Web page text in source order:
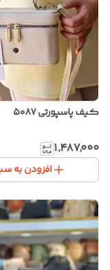
کیف پاسپورتی ۵۰۸۷
۱٬۴۸۷٬۰۰۰
افزودن به